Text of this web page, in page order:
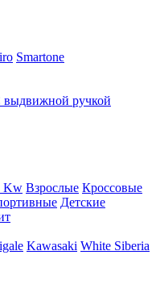
Smartone
выдвижной ручкой
Kw Взрослые Кроссовые
Детские
Kawasaki White Siberia